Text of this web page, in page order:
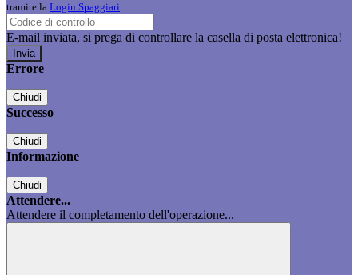
tramite la Login Spaggiari
E-mail inviata, si prega di controllare la casella di posta elettronica!
Errore
Chiudi
Successo
Chiudi
Informazione
Chiudi
Attendere...
Attendere il completamento dell'operazione...